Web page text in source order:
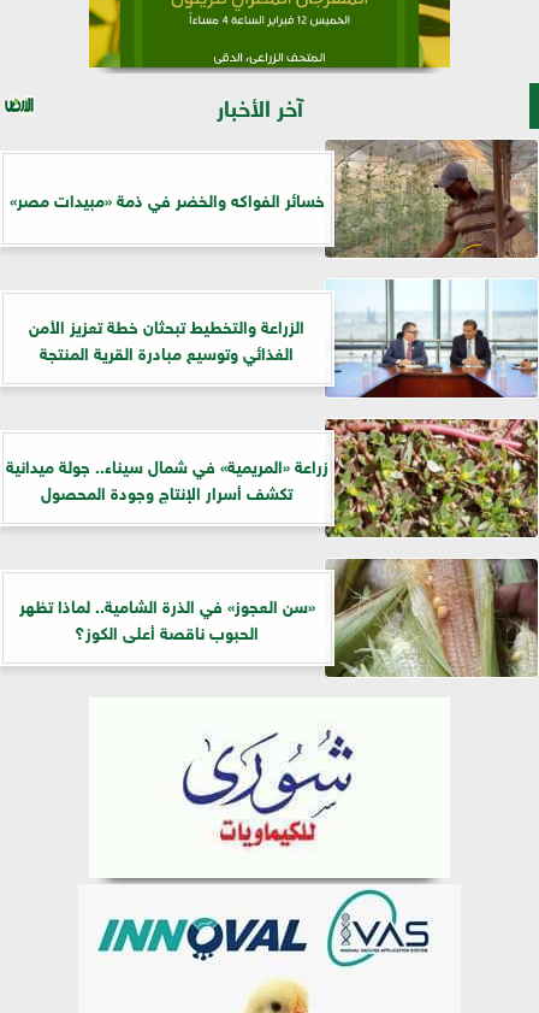
آخر الأخبار
خسائر الفواكه والخضر في ذمة «مبيدات مصر»
الزراعة والتخطيط تبحثان خطة تعزيز الأمن
الغذائي وتوسيع مبادرة القرية المنتجة
زراعة «المريمية» في شمال سيناء.. جولة ميدانية
تكشف أسرار الإنتاج وجودة المحصول
«سن العجوز» في الذرة الشامية.. لماذا تظهر
الحبوب ناقصة أعلى الكوز؟